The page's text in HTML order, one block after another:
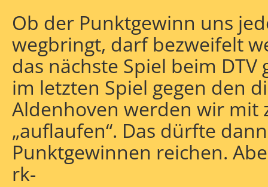
Ob der Punktgewinn uns
wegbringt, darf bezweifelt
das nächste Spiel beim
im letzten Spiel gegen den
Aldenhoven werden wir mit
„auflaufen“. Das dürfte
Punktgewinnen reichen.
rk-